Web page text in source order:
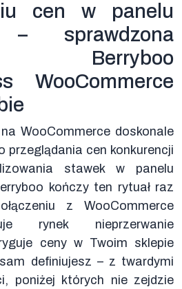
cen w panelu
– sprawdzona
Berryboo
WooCommerce
WooCommerce doskonale
przeglądania cen konkurencji
stawek w panelu
kończy ten rytuał raz
z WooCommerce
rynek nieprzerwanie
ceny w Twoim sklepie
definiujesz – z twardymi
poniżej których nie zejdzie